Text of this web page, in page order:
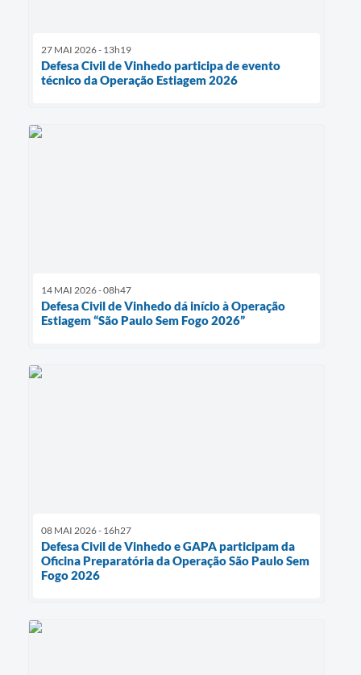
27 MAI 2026 - 13h19
Defesa Civil de Vinhedo participa de evento
técnico da Operação Estiagem 2026
14 MAI 2026 - 08h47
Defesa Civil de Vinhedo dá início à Operação
Estiagem “São Paulo Sem Fogo 2026”
08 MAI 2026 - 16h27
Defesa Civil de Vinhedo e GAPA participam da
Oficina Preparatória da Operação São Paulo Sem
Fogo 2026